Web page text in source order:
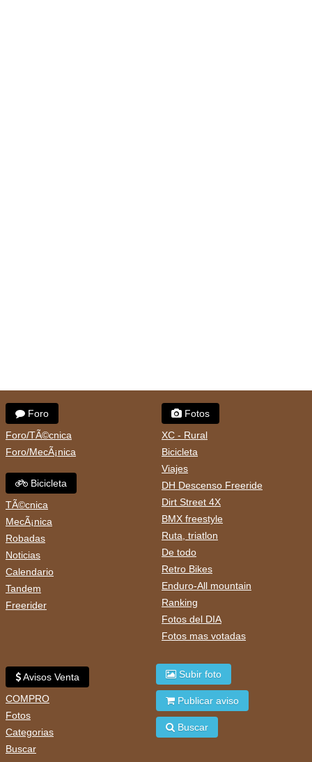
Foro
Foro/TÃ©cnica
Foro/MecÃ¡nica
Bicicleta
TÃ©cnica
MecÃ¡nica
Robadas
Noticias
Calendario
Tandem
Freerider
Fotos
XC - Rural
Bicicleta
Viajes
DH Descenso Freeride
Dirt Street 4X
BMX freestyle
Ruta, triatlon
De todo
Retro Bikes
Enduro-All mountain
Ranking
Fotos del DIA
Fotos mas votadas
Avisos Venta
COMPRO
Fotos
Categorias
Buscar
Subir foto
Publicar aviso
Buscar